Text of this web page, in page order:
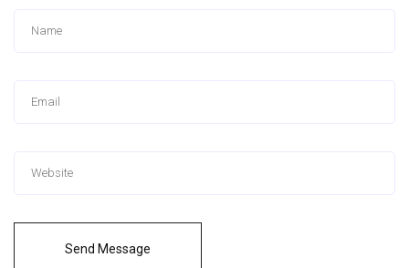
Send Message